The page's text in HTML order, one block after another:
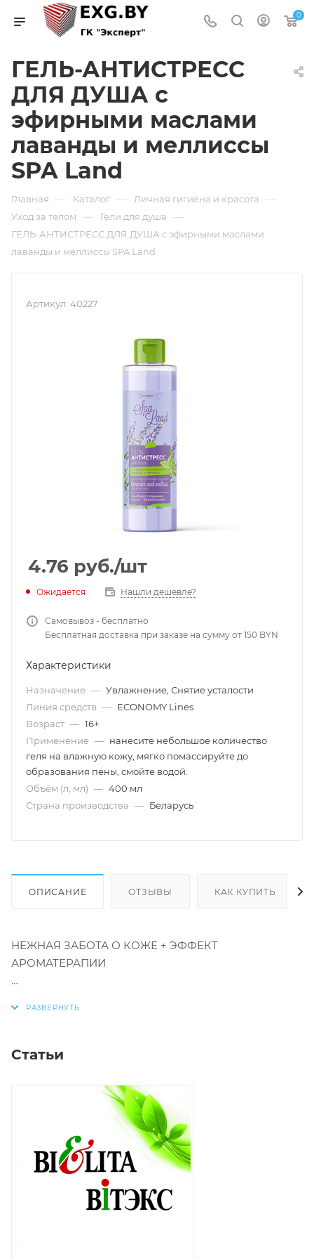
0
ГЕЛЬ-АНТИСТРЕСС
ДЛЯ ДУША с
эфирными маслами
лаванды и меллиссы
SPA Land
Главная — Каталог — Личная гигиена и красота —
Уход за телом — Гели для душа —
ГЕЛЬ-АНТИСТРЕСС ДЛЯ ДУША с эфирными маслами
лаванды и меллиссы SPA Land
Артикул: 40227
4.76 руб./шт
Ожидается Нашли дешевле?
Самовывоз - бесплатно
Бесплатная доставка при заказе на сумму от 150 BYN
Характеристики
Назначение — Увлажнение, Снятие усталости
Линия средств — ECONOMY Lines
Возраст — 16+
Применение — нанесите небольшое количество
геля на влажную кожу, мягко помассируйте до
образования пены, смойте водой.
Объём (л, мл) — 400 мл
Страна производства — Беларусь
ОПИСАНИЕ ОТЗЫВЫ КАК КУПИТЬ
НЕЖНАЯ ЗАБОТА О КОЖЕ + ЭФФЕКТ
АРОМАТЕРАПИИ
эффективно очищает кожу, обеспечивая ощущение
комфорта и свежести.
Приятный расслабляющий аромат:
восстанавливает душевный баланс и возвращает
вкус к жизни.
• Подходит для ежедневного применения.
Статьи